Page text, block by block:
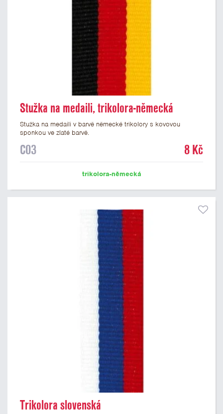
Stužka na medaili, trikolora-německá
Stužka na medaili v barvě německé trikolory s kovovou
sponkou ve zlaté barvě.
C03 8 Kč
trikolora-německá
Trikolora slovenská